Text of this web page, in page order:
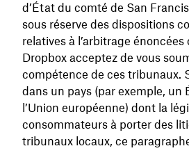
d’État du comté de San
sous réserve des dispositions
relatives à l’arbitrage
Dropbox acceptez de vous
compétence de ces tribunaux.
dans un pays (par exemple, un
l’Union européenne) dont la
consommateurs à porter des
tribunaux locaux, ce